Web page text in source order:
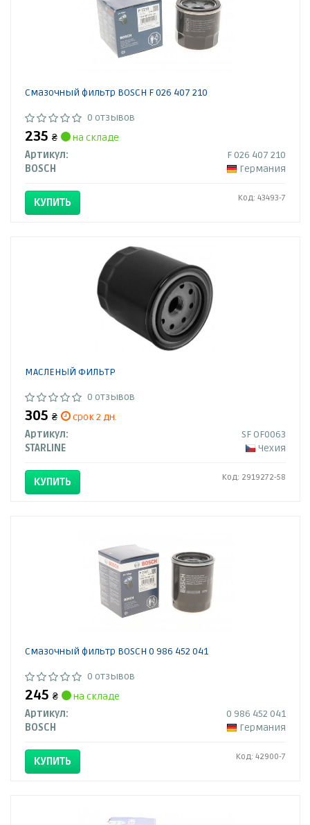
Смазочный фильтр BOSCH F 026 407 210
0 отзывов
235 ₴
на складе
Артикул:
F 026 407 210
BOSCH
Германия
КУПИТЬ Код: 43493-7
МАСЛЕНЫЙ ФИЛЬТР
0 отзывов
305 ₴
срок 2 дн.
Артикул:
SF OF0063
STARLINE
Чехия
КУПИТЬ Код: 2919272-58
Смазочный фильтр BOSCH 0 986 452 041
0 отзывов
245 ₴
на складе
Артикул:
0 986 452 041
BOSCH
Германия
КУПИТЬ Код: 42900-7